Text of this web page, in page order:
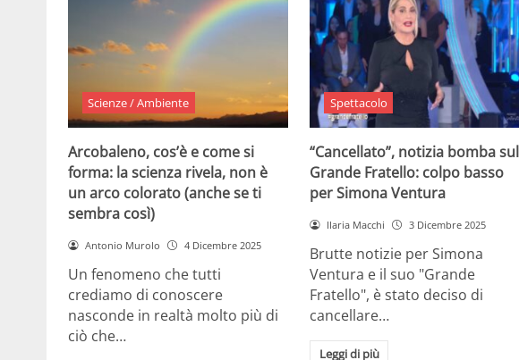
Scienze / Ambiente
Arcobaleno, cos’è e come si
forma: la scienza rivela, non è
un arco colorato (anche se ti
sembra così)
Antonio Murolo 4 Dicembre 2025
Un fenomeno che tutti
crediamo di conoscere
nasconde in realtà molto più di
ciò che…
Spettacolo
“Cancellato”, notizia bomba sul
Grande Fratello: colpo basso
per Simona Ventura
Ilaria Macchi 3 Dicembre 2025
Brutte notizie per Simona
Ventura e il suo "Grande
Fratello", è stato deciso di
cancellare…
Leggi di più